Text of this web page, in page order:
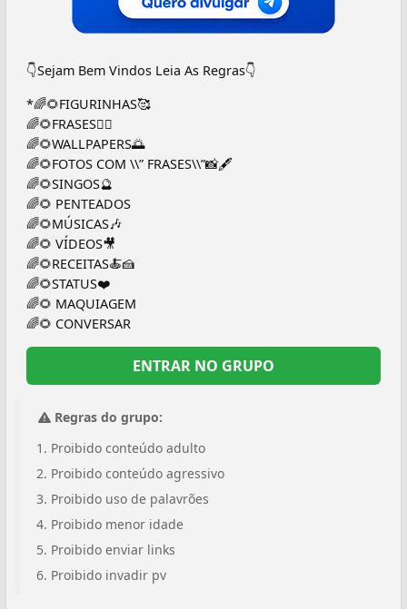
👇Sejam Bem Vindos Leia As Regras👇
*🌈🌻FIGURINHAS🥰
🌈🌻FRASES✍🏻
🌈🌻WALLPAPERS🌅
🌈🌻FOTOS COM \\” FRASES\\”📸🖋
🌈🌻SINGOS🔮
🌈🌻 PENTEADOS
🌈🌻MÚSICAS🎶
🌈🌻 VÍDEOS🎥
🌈🌻RECEITAS🍝🍰
🌈🌻STATUS❤️
🌈🌻 MAQUIAGEM
🌈🌻 CONVERSAR
ENTRAR NO GRUPO
Regras do grupo:
Proibido conteúdo adulto
Proibido conteúdo agressivo
Proibido uso de palavrões
Proibido menor idade
Proibido enviar links
Proibido invadir pv